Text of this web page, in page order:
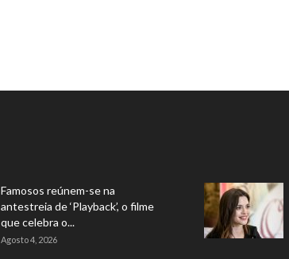
Famosos reúnem-se na
antestreia de ‘Playback’, o filme
que celebra o...
Agosto 4, 2026